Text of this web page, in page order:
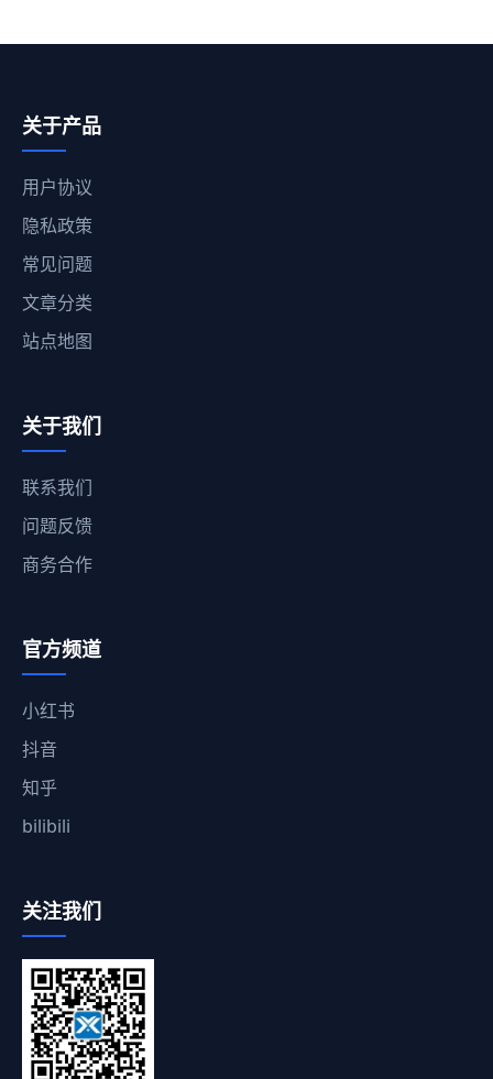
关于产品
用户协议
隐私政策
常见问题
文章分类
站点地图
关于我们
联系我们
问题反馈
商务合作
官方频道
小红书
抖音
知乎
bilibili
关注我们